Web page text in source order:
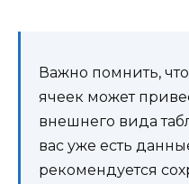
Важно помнить,
ячеек может
внешнего вида
вас уже есть
рекомендуется